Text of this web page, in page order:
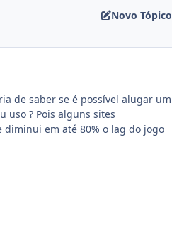
Novo Tópico
de saber se é possível alugar um
uso ? Pois alguns sites
diminui em até 80% o lag do jogo